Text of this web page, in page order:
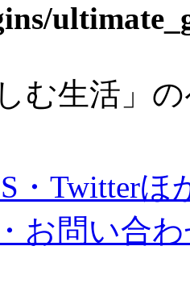
む生活」
・Twitterほ
お問い合